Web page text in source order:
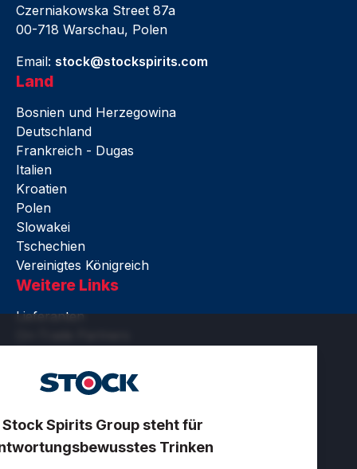
Czerniakowska Street 87a
00-718 Warschau, Polen
Email: stock@stockspirits.com
Weitere Links
Lieferanten
Barrierefreiheit
Nutzungsbedingungen
Zertifikate
Cookie-Einstellungen
Land
Bosnien und Herzegowina
Deutschland
Frankreich - Dugas
Italien
Kroatien
Polen
Slowakei
Tschechien
Vereinigtes Königreich
Stock Spirits Group steht für
Trinken